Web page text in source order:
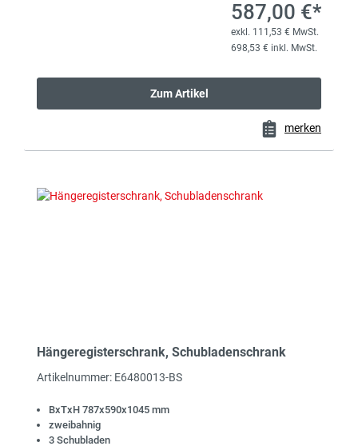
587,00 €*
exkl. 111,53 € MwSt.
698,53 € inkl. MwSt.
Zum Artikel
merken
Hängeregisterschrank, Schubladenschrank
Artikelnummer: E6480013-BS
BxTxH 787x590x1045 mm
zweibahnig
3 Schubladen